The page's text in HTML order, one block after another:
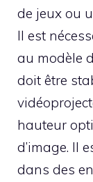
de jeux ou
Il est
au modèle
doit être
hauteur
d’image. Il
dans des